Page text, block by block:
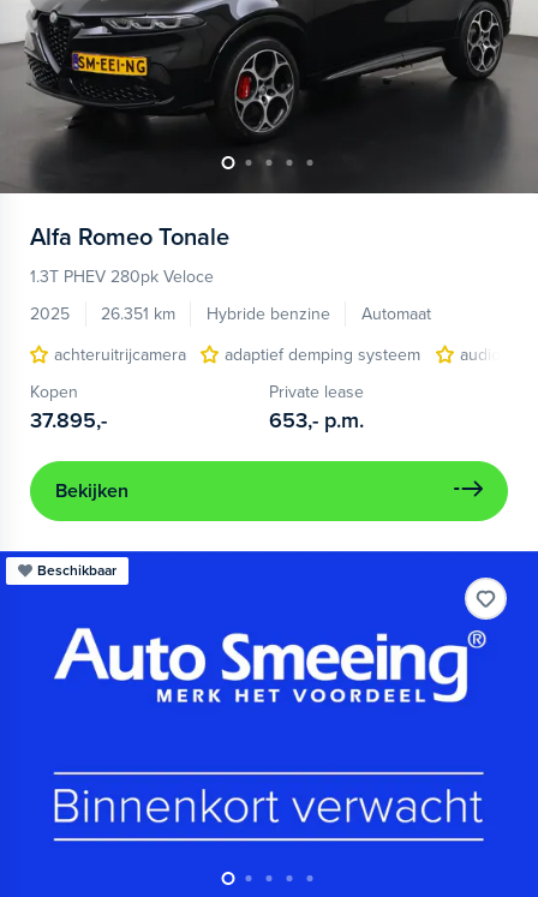
Alfa Romeo Tonale
1.3T PHEV 280pk Veloce
2025
26.351 km Hybride benzine
Automaat
achteruitrijcamera
adaptief demping systeem
audio
Kopen
37.895,-
Private lease
653,- p.m.
Bekijken
Beschikbaar